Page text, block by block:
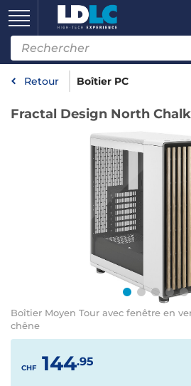
Retour Boîtier PC
Fractal Design North
Boîtier Moyen Tour avec fenêtre en
chêne
CHF 144.95